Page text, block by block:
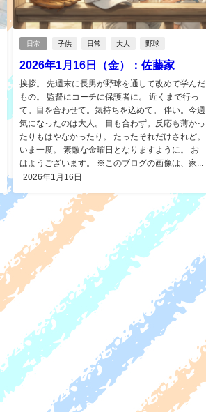
日常 子供 日常 大人 野球
2026年1月16日（金）：佐藤家
挨拶。 先週末に長男が野球を通して改めて学んだ
もの。 監督にコーチに保護者に。 近くまで行っ
て。目を合わせて。気持ちを込めて。 伴い。今週
気になったのは大人。 目も合わず。反応も薄かっ
たりもはやなかったり。 たったそれだけされど。
いま一度。 素敵な金曜日となりますように。 お
はようございます。 ※このブログの画像は、家...
2026年1月16日